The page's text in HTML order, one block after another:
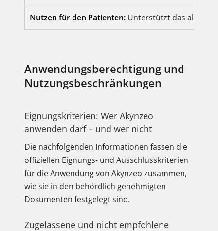
Nutzen für den Patienten: Unterstützt das
Anwendungsberechtigung und
Nutzungsbeschränkungen
Eignungskriterien: Wer Akynzeo
anwenden darf – und wer nicht
Die nachfolgenden Informationen fassen die
offiziellen Eignungs- und Ausschlusskriterien
für die Anwendung von Akynzeo zusammen,
wie sie in den behördlich genehmigten
Dokumenten festgelegt sind.
Zugelassene und nicht empfohlene